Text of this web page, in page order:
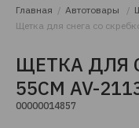
Главная Автотовары
Щетка для снега со
ЩЕТКА ДЛЯ
55СМ AV-
00000014857